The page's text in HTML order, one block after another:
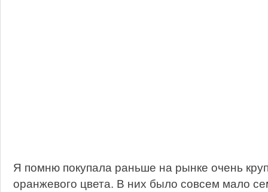
Я помню покупала раньше на рынке очень
оранжевого цвета. В них было совсем мало